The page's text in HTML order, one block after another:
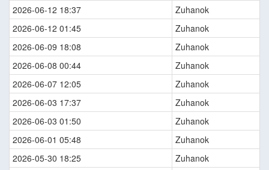
2026-06-12 18:37
Zuhanok
2026-06-12 01:45
Zuhanok
2026-06-09 18:08
Zuhanok
2026-06-08 00:44
Zuhanok
2026-06-07 12:05
Zuhanok
2026-06-03 17:37
Zuhanok
2026-06-03 01:50
Zuhanok
2026-06-01 05:48
Zuhanok
2026-05-30 18:25
Zuhanok